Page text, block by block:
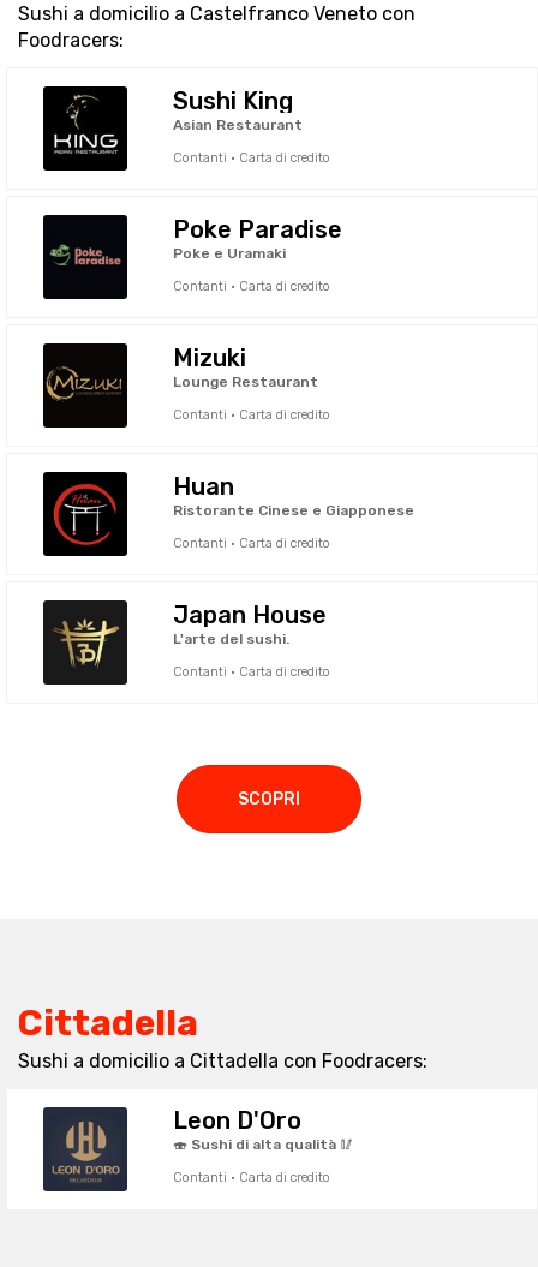
Sushi a domicilio a Castelfranco Veneto con
Foodracers:
Sushi King
Asian Restaurant
Contanti · Carta di credito
Poke Paradise
Poke e Uramaki
Contanti · Carta di credito
Mizuki
Lounge Restaurant
Contanti · Carta di credito
Huan
Ristorante Cinese e Giapponese
Contanti · Carta di credito
Japan House
L'arte del sushi.
Contanti · Carta di credito
SCOPRI
Cittadella
Sushi a domicilio a Cittadella con Foodracers:
Leon D'Oro
🍣 Sushi di alta qualità 🥢
Contanti · Carta di credito